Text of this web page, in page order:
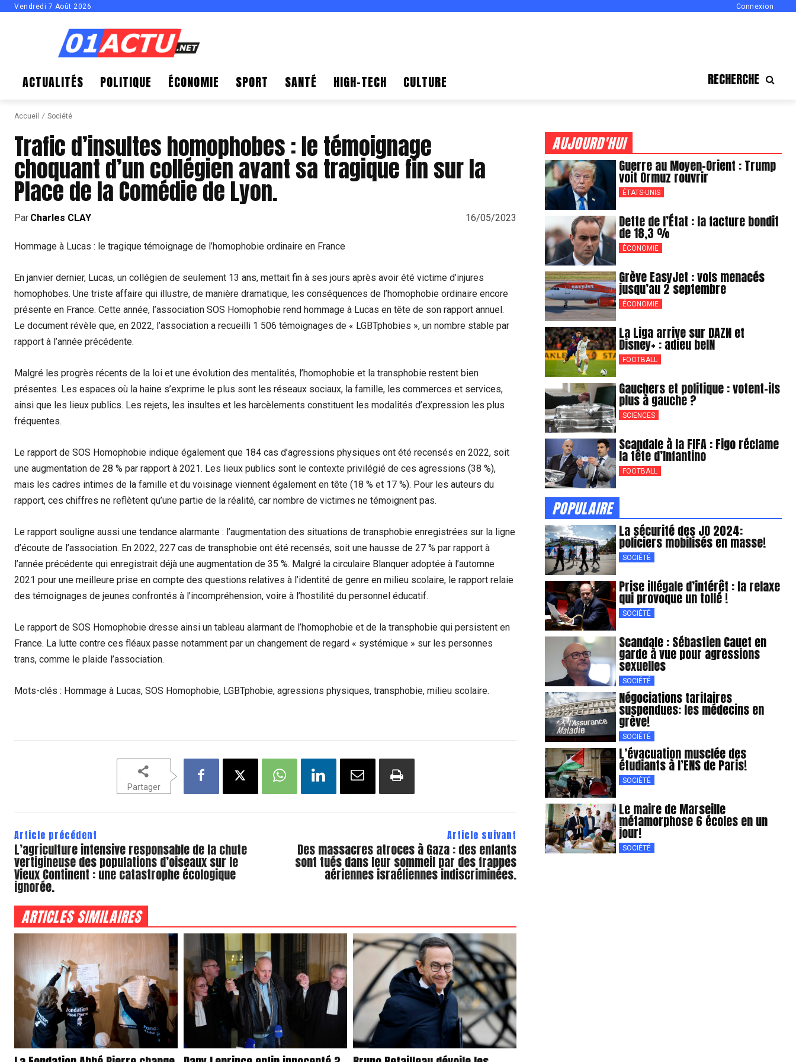
Vendredi 7 Août 2026 Connexion
ACTUALITÉS POLITIQUE ÉCONOMIE SPORT SANTÉ HIGH-TECH CULTURE RECHERCHE
Accueil Société
Trafic d’insultes homophobes : le témoignage
choquant d’un collégien avant sa tragique fin sur la
Place de la Comédie de Lyon.
16/05/2023
Par Charles CLAY
Hommage à Lucas : le tragique témoignage de l’homophobie ordinaire en France
En janvier dernier, Lucas, un collégien de seulement 13 ans, mettait fin à ses jours après avoir été victime d’injures
homophobes. Une triste affaire qui illustre, de manière dramatique, les conséquences de l’homophobie ordinaire encore
présente en France. Cette année, l’association SOS Homophobie rend hommage à Lucas en tête de son rapport annuel.
Le document révèle que, en 2022, l’association a recueilli 1 506 témoignages de « LGBTphobies », un nombre stable par
rapport à l’année précédente.
Malgré les progrès récents de la loi et une évolution des mentalités, l’homophobie et la transphobie restent bien
présentes. Les espaces où la haine s’exprime le plus sont les réseaux sociaux, la famille, les commerces et services,
ainsi que les lieux publics. Les rejets, les insultes et les harcèlements constituent les modalités d’expression les plus
fréquentes.
Le rapport de SOS Homophobie indique également que 184 cas d’agressions physiques ont été recensés en 2022, soit
une augmentation de 28 % par rapport à 2021. Les lieux publics sont le contexte privilégié de ces agressions (38 %),
mais les cadres intimes de la famille et du voisinage viennent également en tête (18 % et 17 %). Pour les auteurs du
rapport, ces chiffres ne reflètent qu’une partie de la réalité, car nombre de victimes ne témoignent pas.
Le rapport souligne aussi une tendance alarmante : l’augmentation des situations de transphobie enregistrées sur la ligne
d’écoute de l’association. En 2022, 227 cas de transphobie ont été recensés, soit une hausse de 27 % par rapport à
l’année précédente qui enregistrait déjà une augmentation de 35 %. Malgré la circulaire Blanquer adoptée à l’automne
2021 pour une meilleure prise en compte des questions relatives à l’identité de genre en milieu scolaire, le rapport relaie
des témoignages de jeunes confrontés à l’incompréhension, voire à l’hostilité du personnel éducatif.
Le rapport de SOS Homophobie dresse ainsi un tableau alarmant de l’homophobie et de la transphobie qui persistent en
France. La lutte contre ces fléaux passe notamment par un changement de regard « systémique » sur les personnes
trans, comme le plaide l’association.
Mots-clés : Hommage à Lucas, SOS Homophobie, LGBTphobie, agressions physiques, transphobie, milieu scolaire.
Partager
Article précédent
L’agriculture intensive responsable de la chute
vertigineuse des populations d’oiseaux sur le
Vieux Continent : une catastrophe écologique
ignorée.
Article suivant
Des massacres atroces à Gaza : des enfants
sont tués dans leur sommeil par des frappes
aériennes israéliennes indiscriminées.
ARTICLES SIMILAIRES
AUJOURD'HUI
Guerre au Moyen-Orient : Trump
voit Ormuz rouvrir
ÉTATS-UNIS
Dette de l’État : la facture bondit
de 18,3 %
ÉCONOMIE
Grève EasyJet : vols menacés
jusqu’au 2 septembre
ÉCONOMIE
La Liga arrive sur DAZN et
Disney+ : adieu beIN
FOOTBALL
Gauchers et politique : votent-ils
plus à gauche ?
SCIENCES
Scandale à la FIFA : Figo réclame
la tête d’Infantino
FOOTBALL
POPULAIRE
La sécurité des JO 2024:
policiers mobilisés en masse!
SOCIÉTÉ
Prise illégale d’intérêt : la relaxe
qui provoque un tollé !
SOCIÉTÉ
Scandale : Sébastien Cauet en
garde à vue pour agressions
sexuelles
SOCIÉTÉ
Négociations tarifaires
suspendues: les médecins en
grève!
SOCIÉTÉ
L’évacuation musclée des
étudiants à l’ENS de Paris!
SOCIÉTÉ
Le maire de Marseille
métamorphose 6 écoles en un
jour!
SOCIÉTÉ